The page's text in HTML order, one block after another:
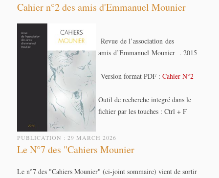
Cahier n°2 des amis d'Emmanuel Mounier
Revue de l’association des
amis d’Emmanuel Mounier . 2015
Version format PDF : Cahier N°2
Outil de recherche integré dans le
fichier par les touches : Ctrl + F
PUBLICATION : 29 MARCH 2026
Le N°7 des "Cahiers Mounier
Le n°7 des "Cahiers Mounier" (ci-joint sommaire) vient de sortir